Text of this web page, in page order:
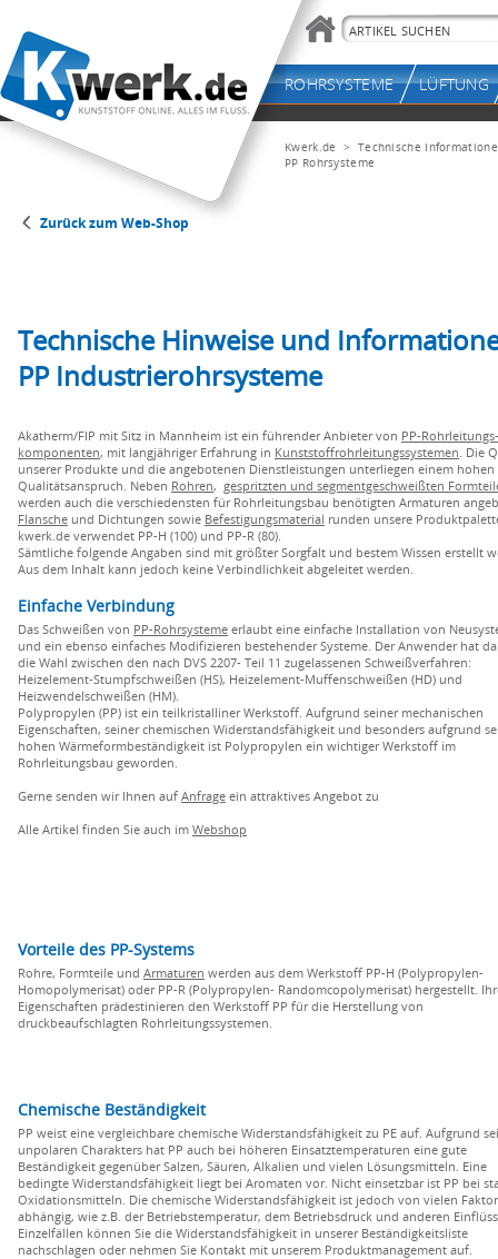
Kwerk.de > Technische
PP Rohrsysteme
Technische Hinweise und
PP Industrierohrsysteme
Akatherm/FIP mit Sitz in Mannheim ist ein führender Anbieter von PP-Rohrleitungs-
komponenten, mit langjähriger Erfahrung in Kunststoffrohrleitungssystemen. Die
unserer Produkte und die angebotenen Dienstleistungen unterliegen einem hohen
Qualitätsanspruch. Neben Rohren, gespritzten und segmentgeschweißten
werden auch die verschiedensten für Rohrleitungsbau benötigten Armaturen
Flansche und Dichtungen sowie Befestigungsmaterial runden unsere
kwerk.de verwendet PP-H (100) und PP-R (80).
Sämtliche folgende Angaben sind mit größter Sorgfalt und bestem Wissen erstellt
Aus dem Inhalt kann jedoch keine Verbindlichkeit abgeleitet werden.
Einfache Verbindung
Das Schweißen von PP-Rohrsysteme erlaubt eine einfache Installation von
und ein ebenso einfaches Modifizieren bestehender Systeme. Der Anwender hat
die Wahl zwischen den nach DVS 2207- Teil 11 zugelassenen Schweißverfahren:
Heizelement-Stumpfschweißen (HS), Heizelement-Muffenschweißen (HD) und
Heizwendelschweißen (HM).
Polypropylen (PP) ist ein teilkristalliner Werkstoff. Aufgrund seiner mechanischen
Eigenschaften, seiner chemischen Widerstandsfähigkeit und besonders aufgrund
hohen Wärmeformbeständigkeit ist Polypropylen ein wichtiger Werkstoff im
Rohrleitungsbau geworden.
Gerne senden wir Ihnen auf Anfrage ein attraktives Angebot zu
Alle Artikel finden Sie auch im Webshop
Vorteile des PP-Systems
Rohre, Formteile und Armaturen werden aus dem Werkstoff PP-H (Polypropylen-
Homopolymerisat) oder PP-R (Polypropylen- Randomcopolymerisat) hergestellt.
Eigenschaften prädestinieren den Werkstoff PP für die Herstellung von
druckbeaufschlagten Rohrleitungssystemen.
Chemische Beständigkeit
PP weist eine vergleichbare chemische Widerstandsfähigkeit zu PE auf. Aufgrund
unpolaren Charakters hat PP auch bei höheren Einsatztemperaturen eine gute
Beständigkeit gegenüber Salzen, Säuren, Alkalien und vielen Lösungsmitteln. Eine
bedingte Widerstandsfähigkeit liegt bei Aromaten vor. Nicht einsetzbar ist PP bei
Oxidationsmitteln. Die chemische Widerstandsfähigkeit ist jedoch von vielen
abhängig, wie z.B. der Betriebstemperatur, dem Betriebsdruck und anderen
Einzelfällen können Sie die Widerstandsfähigkeit in unserer Beständigkeitsliste
nachschlagen oder nehmen Sie Kontakt mit unserem Produktmanagement auf.
Zurück zum Web-Shop